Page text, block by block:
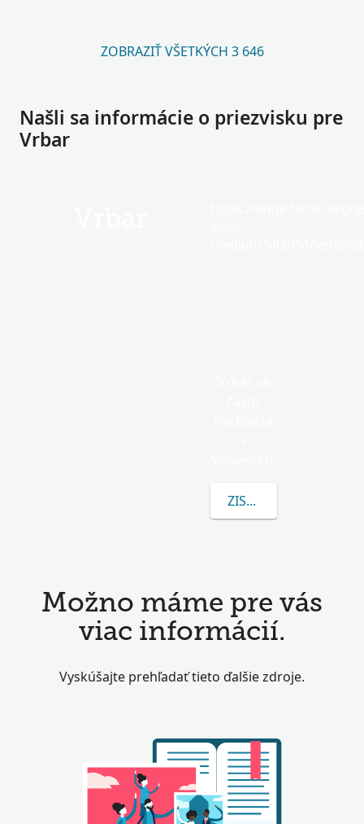
ZOBRAZIŤ VŠETKÝCH 3 646
Našli sa informácie o priezvisku pre
Vrbar
ZISTITE VIAC O VRBAR
Možno máme pre vás
viac informácií.
Vyskúšajte prehľadať tieto ďalšie zdroje.